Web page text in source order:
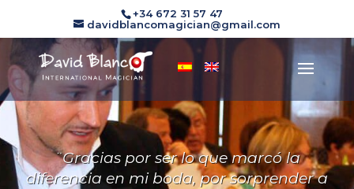
+34 672 31 57 47
davidblancomagician@gmail.com
¨Gracias por ser lo que marcó la
diferencia en mi boda, por sorprender a